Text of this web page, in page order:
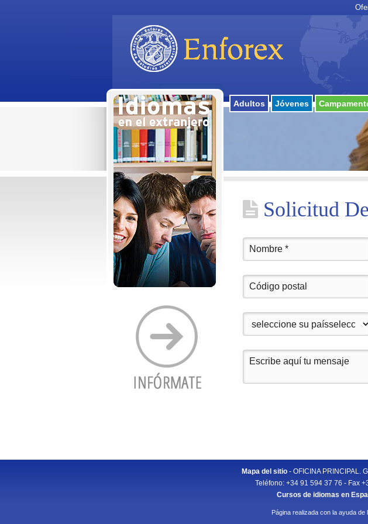
Adultos Jóvenes
Solicitud
Mapa del sitio- OFICINA PRINCIPAL.
Teléfono: +34 91 594 37 76 - Fax
Cursos de idiomas en
Página realizada con la ayuda